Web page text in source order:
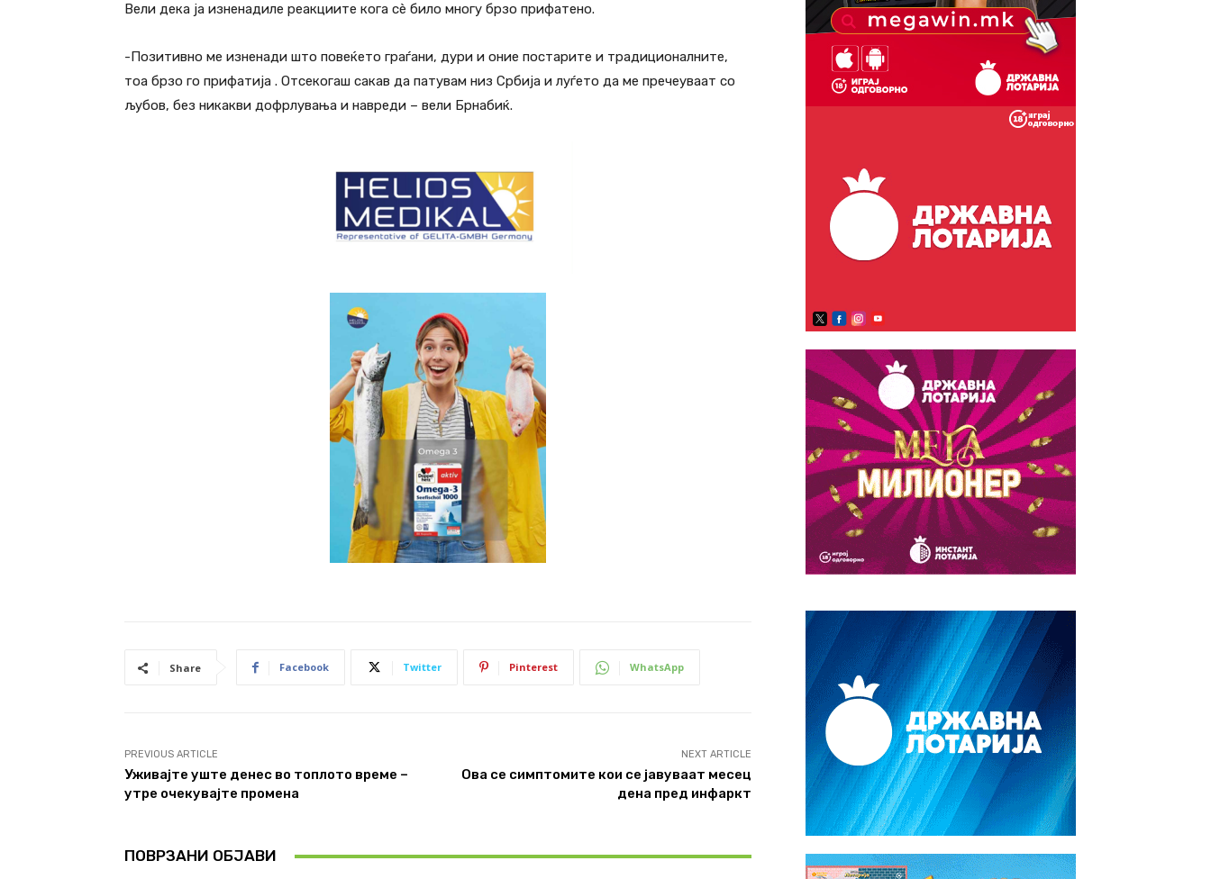
Вели дека ја изненадиле реакциите кога сѐ било многу брзо прифатено.
-Позитивно ме изненади што повеќето граѓани, дури и оние постарите и традиционалните,
тоа брзо го прифатија . Отсекогаш сакав да патувам низ Србија и луѓето да ме пречеуваат со
љубов, без никакви дофрлувања и навреди – вели Брнабиќ.
Share Facebook Twitter Pinterest WhatsApp
PREVIOUS ARTICLE
Уживајте уште денес во топлото време –
утре очекувајте промена
NEXT ARTICLE
Ова се симптомите кои се јавуваат месец
дена пред инфаркт
ПОВРЗАНИ ОБЈАВИ